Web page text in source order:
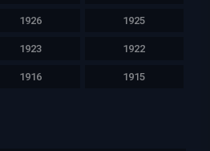
1926 1925
1923 1922
1916 1915